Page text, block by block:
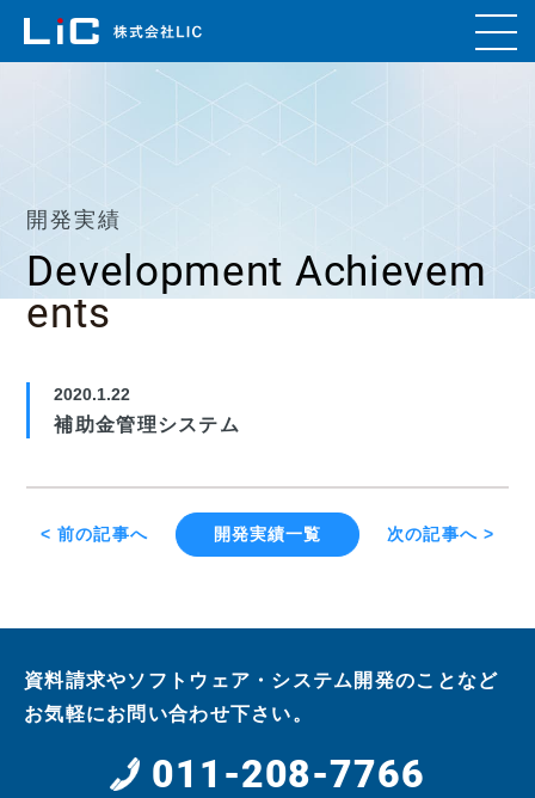
開発実績
Development Achievem
ents
2020.1.22
補助金管理システム
< 前の記事へ 開発実績一覧 次の記事へ >
資料請求やソフトウェア・システム開発のことなど
お気軽にお問い合わせ下さい。
011-208-7766